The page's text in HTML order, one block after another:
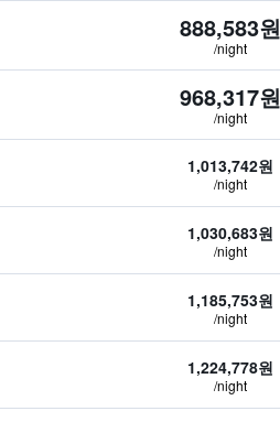
888,583원
/night
968,317원
/night
1,013,742원
/night
1,030,683원
/night
1,185,753원
/night
1,224,778원
/night